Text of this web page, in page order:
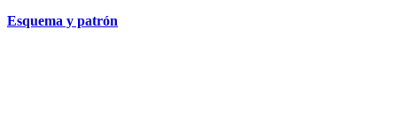
Esquema y patrón